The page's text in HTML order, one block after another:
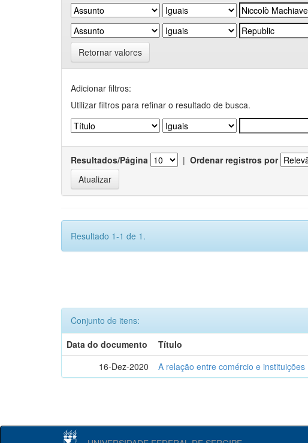
Retornar valores
Adicionar filtros:
Utilizar filtros para refinar o resultado de busca.
Resultados/Página | Ordenar registros por
Resultado 1-1 de 1.
Conjunto de itens:
Data do documento
Título
16-Dez-2020
A relação entre comércio e